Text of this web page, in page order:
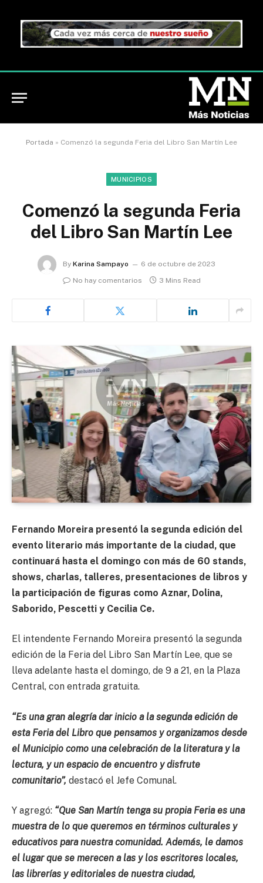
Portada » Comenzó la segunda Feria del Libro San Martín Lee
MUNICIPIOS
Comenzó la segunda Feria
del Libro San Martín Lee
By Karina Sampayo
6 de octubre de 2023
No hay comentarios
3 Mins Read
Fernando Moreira presentó la segunda edición del
evento literario más importante de la ciudad, que
continuará hasta el domingo con más de 60 stands,
shows, charlas, talleres, presentaciones de libros y
la participación de figuras como Aznar, Dolina,
Saborido, Pescetti y Cecilia Ce.
El intendente Fernando Moreira presentó la segunda
edición de la Feria del Libro San Martín Lee, que se
lleva adelante hasta el domingo, de 9 a 21, en la Plaza
Central, con entrada gratuita.
“Es una gran alegría dar inicio a la segunda edición de
esta Feria del Libro que pensamos y organizamos desde
el Municipio como una celebración de la literatura y la
lectura, y un espacio de encuentro y disfrute
comunitario”, destacó el Jefe Comunal.
Y agregó: “Que San Martín tenga su propia Feria es una
muestra de lo que queremos en términos culturales y
educativos para nuestra comunidad. Además, le damos
el lugar que se merecen a las y los escritores locales,
las librerías y editoriales de nuestra ciudad,